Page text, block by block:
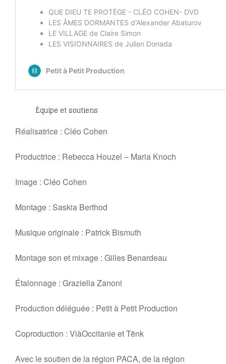
Équipe et soutiens
Réalisatrice : Cléo Cohen
Productrice : Rebecca Houzel – Maria Knoch
Image : Cléo Cohen
Montage : Saskia Berthod
Musique originale : Patrick Bismuth
Montage son et mixage : Gilles Benardeau
Étalonnage : Graziella Zanoni
Production déléguée : Petit à Petit Production
Coproduction : ViàOccitanie et Tënk
Avec le soutien de la région PACA, de la région